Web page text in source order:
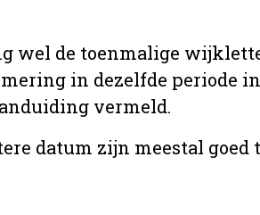
wel de toenmalige
in dezelfde periode
vermeld.
datum zijn meestal goed